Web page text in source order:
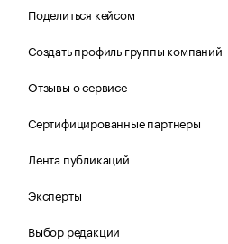
Поделиться кейсом
Создать профиль группы компаний
Отзывы о сервисе
Сертифицированные партнеры
Лента публикаций
Эксперты
Выбор редакции